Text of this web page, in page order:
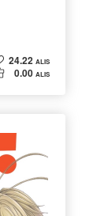
24.22 ALIS
0.00 ALIS